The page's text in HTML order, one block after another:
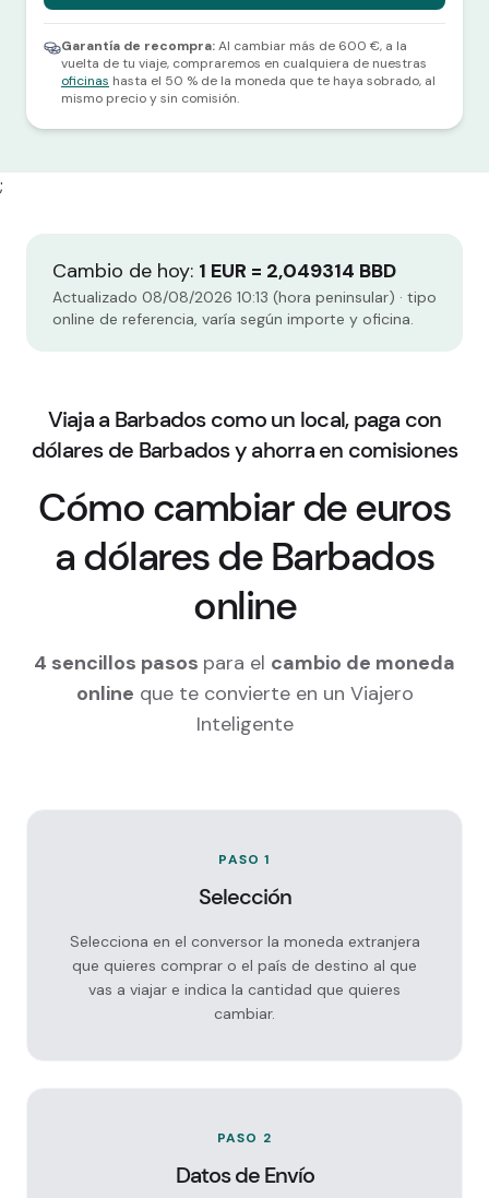
Garantía de recompra:Al cambiar más de 600 €, a la
vuelta de tu viaje, compraremos en cualquiera de nuestras
oficinas hasta el 50 % de la moneda que te haya sobrado, al
mismo precio y sin comisión.
;
Cambio de hoy: 1 EUR = 2,049314 BBD
Actualizado 08/08/2026 10:13 (hora peninsular) · tipo
online de referencia, varía según importe y oficina.
Viaja a Barbados como un local, paga con
dólares de Barbados y ahorra en comisiones
Cómo cambiar de euros
a dólares de Barbados
online
4 sencillos pasos para el cambio de moneda
online que te convierte en un Viajero
Inteligente
PASO 1
Selección
Selecciona en el conversor la moneda extranjera
que quieres comprar o el país de destino al que
vas a viajar e indica la cantidad que quieres
cambiar.
PASO 2
Datos de Envío